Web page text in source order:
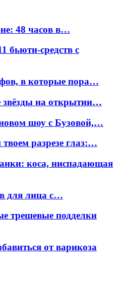
48 часов в…
бьюти-средств с
в которые пора…
звёзды на открытии…
шоу с Бузовой,…
разрезе глаз:…
коса, ниспадающая
для лица с…
трешевые подделки
от варикоза